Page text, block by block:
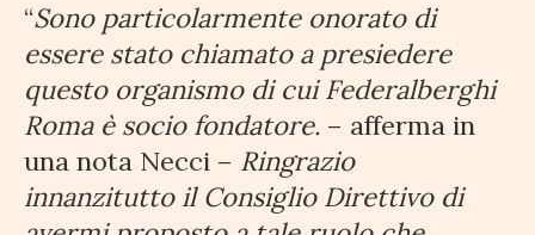
“Sono particolarmente onorato di
essere stato chiamato a presiedere
questo organismo di cui Federalberghi
Roma è socio fondatore. – afferma in
una nota Necci – Ringrazio
innanzitutto il Consiglio Direttivo di